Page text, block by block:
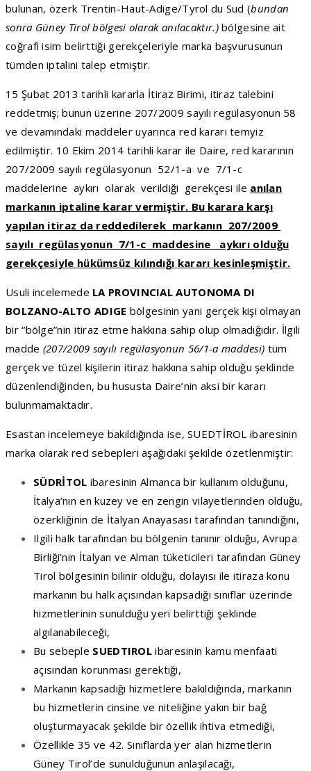
bulunan, özerk Trentin-Haut-Adige/Tyrol du Sud (bundan
sonra Güney Tirol bölgesi olarak anılacaktır.)bölgesine ait
coğrafi isim belirttiği gerekçeleriyle marka başvurusunun
tümden iptalini talep etmiştir.
15 Şubat 2013 tarihli kararla İtiraz Birimi, itiraz talebini
reddetmiş; bunun üzerine 207/2009 sayılı regülasyonun 58
ve devamındaki maddeler uyarınca red kararı temyiz
edilmiştir. 10 Ekim 2014 tarihli karar ile Daire, red kararının
207/2009 sayılı regülasyonun 52/1-a ve 7/1-c
maddelerine aykırı olarak verildiği gerekçesi ile anılan
markanın iptaline karar vermiştir. Bu karara karşı
yapılan itiraz da reddedilerek markanın 207/2009
sayılı regülasyonun 7/1-c maddesine aykırı olduğu
gerekçesiyle hükümsüz kılındığı kararı kesinleşmiştir.
Usuli incelemede LA PROVINCIAL AUTONOMA DI
BOLZANO-ALTO ADIGE bölgesinin yani gerçek kişi olmayan
bir “bölge”nin itiraz etme hakkına sahip olup olmadığıdır. İlgili
madde (207/2009 sayılı regülasyonun 56/1-a maddesi) tüm
gerçek ve tüzel kişilerin itiraz hakkına sahip olduğu şeklinde
düzenlendiğinden, bu hususta Daire’nin aksi bir kararı
bulunmamaktadır.
Esastan incelemeye bakıldığında ise, SUEDTİROL ibaresinin
marka olarak red sebepleri aşağıdaki şekilde özetlenmiştir:
SÜDRİTOL ibaresinin Almanca bir kullanım olduğunu,
İtalya’nın en kuzey ve en zengin vilayetlerinden olduğu,
özerkliğinin de İtalyan Anayasası tarafından tanındığını,
Ilgili halk tarafından bu bölgenin tanınır olduğu, Avrupa
Birliği’nin İtalyan ve Alman tüketicileri tarafından Güney
Tirol bölgesinin bilinir olduğu, dolayısı ile itiraza konu
markanın bu halk açısından kapsadığı sınıflar üzerinde
hizmetlerinin sunulduğu yeri belirttiği şeklinde
algılanabileceği,
Bu sebeple SUEDTIROLibaresinin kamu menfaati
açısından korunması gerektiği,
Markanın kapsadığı hizmetlere bakıldığında, markanın
bu hizmetlerin cinsine ve niteliğine yakın bir bağ
oluşturmayacak şekilde bir özellik ihtiva etmediği,
Özellikle 35 ve 42. Sınıflarda yer alan hizmetlerin
Güney Tirol’de sunulduğunun anlaşılacağı,